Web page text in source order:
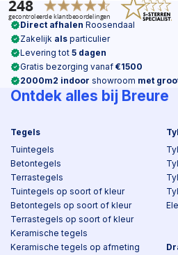
Direct afhalen Roosendaal
Zakelijk als particulier
Levering tot 5 dagen
Gratis bezorging vanaf €1500
2000m2 indoor showroom met
Ontdek alles bij Breure
Tegels
Tuintegels
Betontegels
Terrastegels
Tuintegels op soort of kleur
Betontegels op soort of kleur
Terrastegels op soort of kleur
Keramische tegels
Keramische tegels op afmeting